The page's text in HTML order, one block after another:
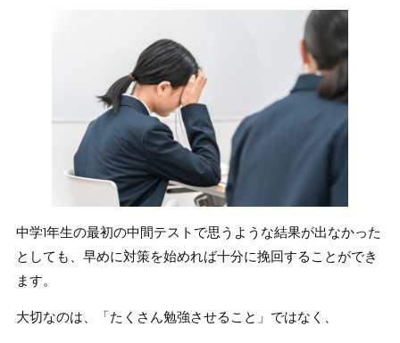
中学1年生の最初の中間テストで思うような結果が出なかった
としても、早めに対策を始めれば十分に挽回することができ
ます。
大切なのは、「たくさん勉強させること」ではなく、